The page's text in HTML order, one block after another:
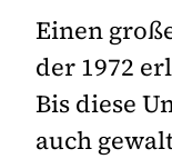
Einen
der 1972
Bis diese
auch